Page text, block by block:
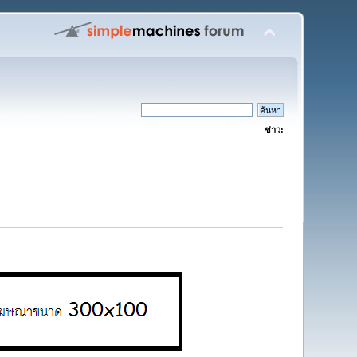
ข่าว: